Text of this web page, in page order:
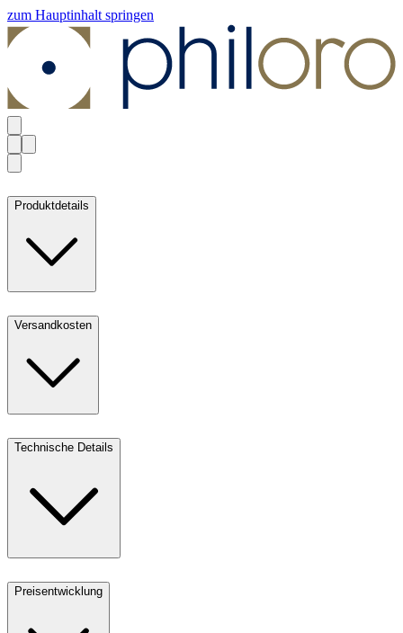
zum Hauptinhalt springen
Produktdetails
Versandkosten
Technische Details
Preisentwicklung